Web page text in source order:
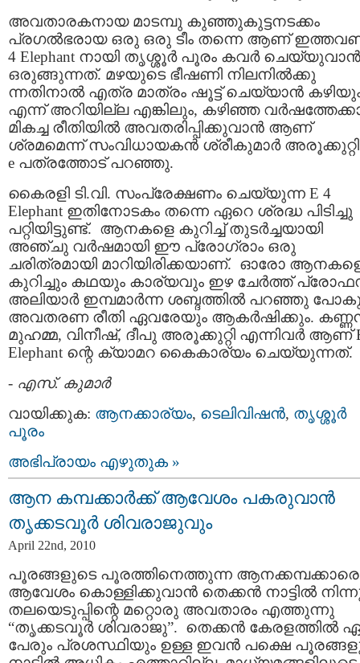
അവതാരകനായ മാടമ്പു കുഞ്ഞുകുട്ടനടക്കം
പ്രഗല്‍ഭരായ ഒരു ഒരു ടീം തന്നെ ആണ്‌
4 Elephant നായി തൃശ്ശൂര്‍ പൂരം കവര്‍ ചെയ്യുവാന്‍
ഒരുങ്ങുന്നത്‌. മഴയുടെ ഭീഷണി നിലനില്‍ക്കു
ന്നതിനാല്‍ എത്ര മാത്രം ഷൂട്ട്‌ ചെയ്യാന്‍
എന്ന് അറിയില്ല എങ്കിലും, കഴിഞ്ഞ
മികച്ച രീതിയില്‍ അവതരിപ്പിക്കുവാന്‍ ആണ്‌
ശ്രമമെന്ന് സംവിധായകന്‍ ശ്രീകുമാര്‍ അരൂക്കുറ്റി
e പത്രത്തോട്‌ പറഞ്ഞു.
കൈരളി ടി.വി. സംപ്രേക്ഷണം ചെയ്യുന്ന E 4
Elephant ഇതിനോടകം തന്നെ ഏറെ ശ്രദ്ധ പിടിച്ചു
പറ്റിയിട്ടുണ്ട്‌. ആനകളെ കുറിച്ച്‌ തുടര്‍ച്ചയായി
അഞ്ചു വര്‍ഷമായി ഈ പ്രോഗ്രാം ഒരു
ചരിത്രമായി മാറിയിരിക്കയാണ്‌. ഓരോ
കുറിച്ചും കഥയും കാര്യവും ഇഴ ചേര്‍ത്ത്‌
അലിയാര്‍ ഇമ്പമാര്‍ന്ന ശബ്ദത്തില്‍ പറഞ്ഞു
അവതരണ രീതി ഏവരേയും ആകര്‍ഷിക്കും.
മുഹമ്മ, വിനീഷ്‌, ദീപു അരൂക്കുറ്റി എന്നിവര്‍ ആണ്‌
Elephant ന്റെ ക്യാമറ കൈകാര്യം ചെയ്യുന്നത്‌.
- എസ്. കുമാര്‍
വായിക്കുക: ആനക്കാര്യം, ടെലിവിഷന്‍, തൃശ്ശൂര്‍
പൂരം
അഭിപ്രായം എഴുതുക »
ആന കമ്പക്കാര്‍ക്ക്‌ ആവേശം പകരുവാന്‍
തൃക്കടവൂര്‍ ശിവരാജുവും
April 22nd, 2010
പൂരങ്ങളുടെ പൂരത്തിനെത്തുന്ന ആനക്കമ്പക്കാരെ
ആവേശം കൊള്ളിക്കുവാന്‍ തെക്കന്‍ നാട്ടില്‍
തലയെടുപ്പിന്റെ മറ്റൊരു അവതാരം എത്തുന്നു
“തൃക്കടവൂര്‍ ശിവരാജു”. തെക്കന്‍ കേരളത്തില്‍
പേരും പ്രശസ്ഥിയും ഉള്ള ഇവന്‍ പക്ഷെ